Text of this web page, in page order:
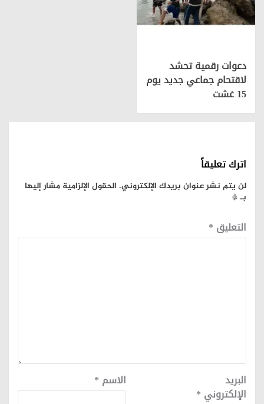
دعوات رقمية تحشد
لاقتحام جماعي جديد يوم
15 غشت
اترك تعليقاً
لن يتم نشر عنوان بريدك الإلكتروني. الحقول الإلزامية مشار إليها
بـ*
التعليق *
الاسم * البريد
الإلكتروني *